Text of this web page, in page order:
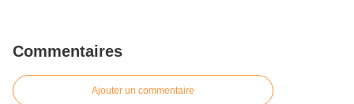
Commentaires
Ajouter un commentaire